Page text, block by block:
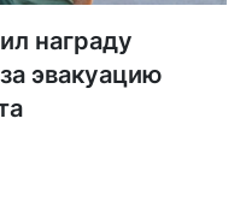
награду
эвакуацию